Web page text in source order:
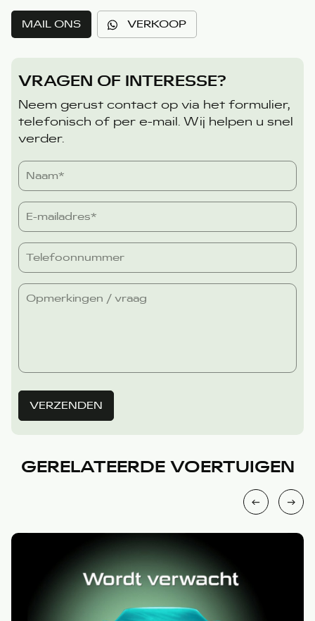
MAIL ONS VERKOOP
VRAGEN OF INTERESSE?
Neem gerust contact op via het formulier,
telefonisch of per e-mail. Wij helpen u snel
verder.
VERZENDEN
GERELATEERDE VOERTUIGEN